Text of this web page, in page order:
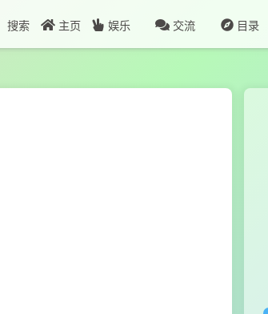
搜索 主页 娱乐 交流 目录